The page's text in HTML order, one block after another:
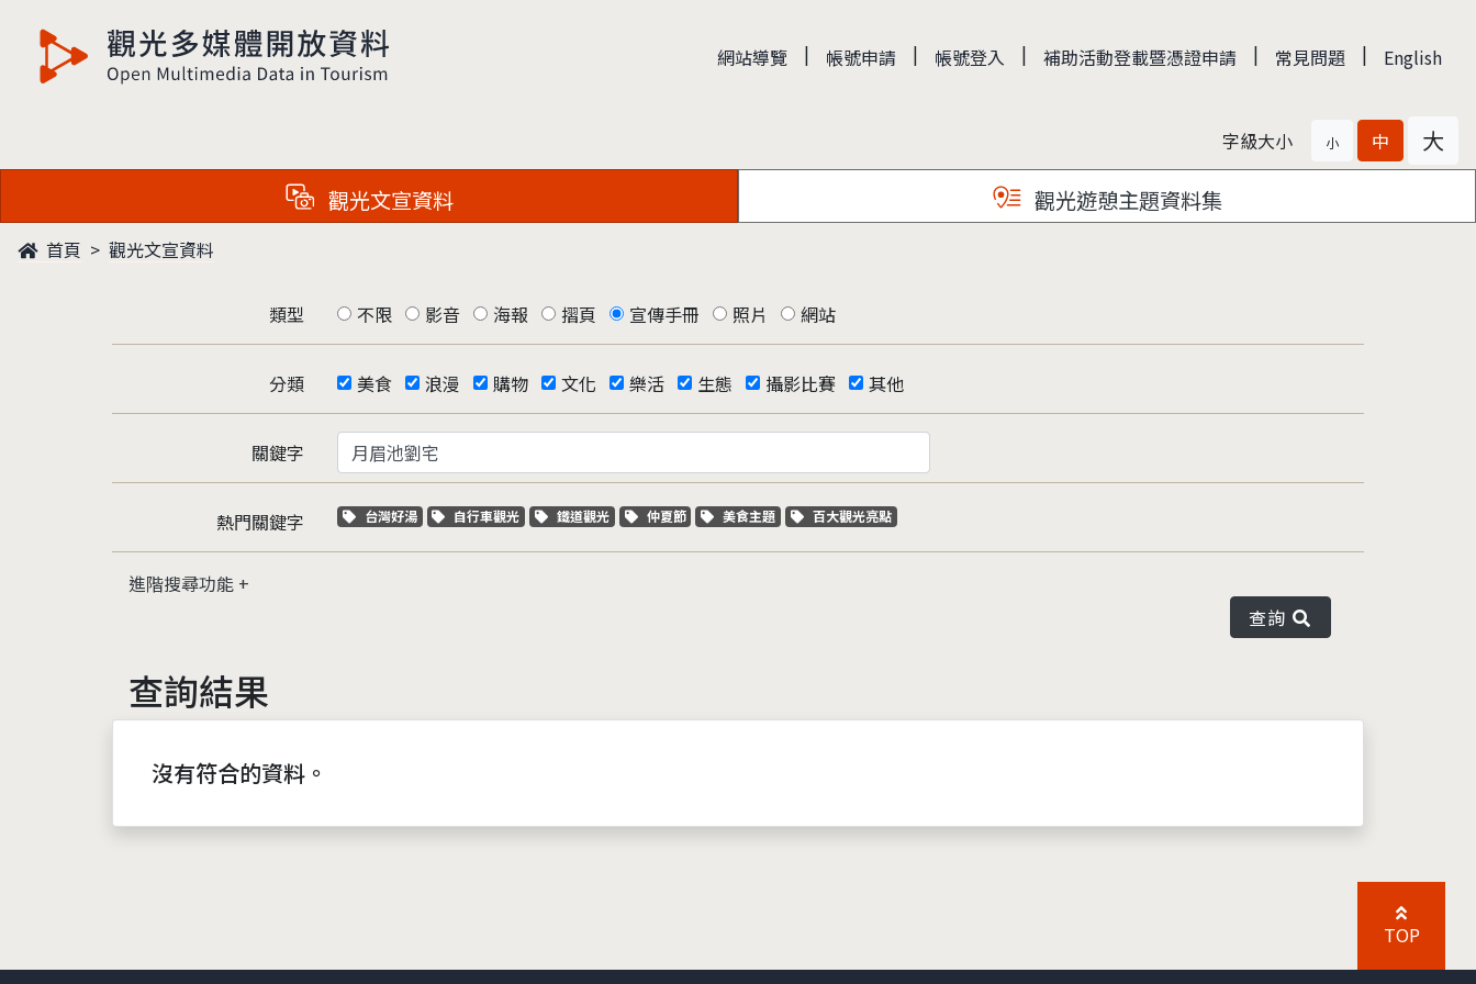
觀光多媒體開放資料 網站導覽 | 帳號申請 | 帳號登入 | 補助活動登載暨憑證申請 | 常見問題 | English
字級大小 小 中 大
觀光文宣資料 觀光遊憩主題資料集
首頁 觀光文宣資料
類型 不限 影音 海報 摺頁 宣傳手冊 照片 網站
分類 美食 浪漫 購物 文化 樂活 生態 攝影比賽 其他
關鍵字
熱門關鍵字 關鍵字標籤
台灣好湯 關鍵字標籤
自行車觀光 關鍵字標籤
鐵道觀光 關鍵字標籤
仲夏節 關鍵字標籤
美食主題 關鍵字標籤
百大觀光亮點
進階搜尋功能
查詢
查詢結果
沒有符合的資料。
TOP